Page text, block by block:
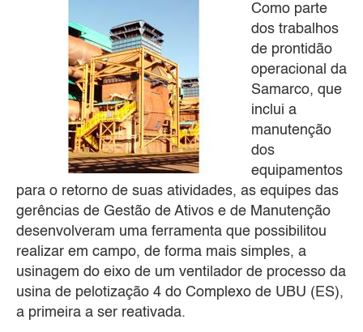
Como parte
dos trabalhos
de prontidão
operacional da
Samarco, que
inclui a
manutenção
dos
equipamentos
para o retorno de suas atividades, as equipes das
gerências de Gestão de Ativos e de Manutenção
desenvolveram uma ferramenta que possibilitou
realizar em campo, de forma mais simples, a
usinagem do eixo de um ventilador de processo da
usina de pelotização 4 do Complexo de UBU (ES),
a primeira a ser reativada.